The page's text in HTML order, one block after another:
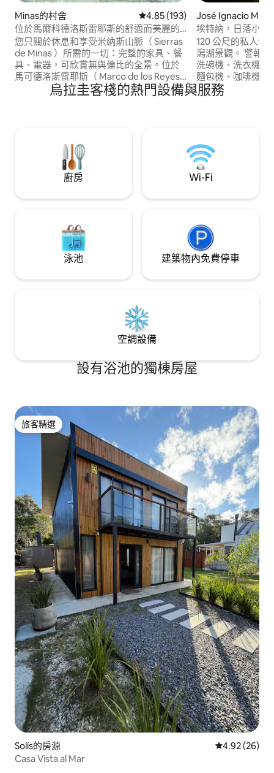
Minas的村舍 從 193 則評價中獲得 4.85 的平
4.85 (193)
位於馬爾科德洛斯雷耶斯的舒適而美麗的
房子。
您只關於休息和享受米納斯山脈（ Sierras
de Minas ）所需的一切：完整的家具、餐
具、電器，可欣賞無與倫比的全景。位於
馬可德洛斯雷耶斯（ Marco de los Reyes
） ，這是米納斯山脈（ Sierras de Minas
）最寧靜、最全景的地方。 我們可以為您
José Ignacio
源
埃特納，日落小屋
120 公尺的私人住
潟湖景觀。 警報
洗碗機、洗衣機、
麵包機、咖啡機、
浴室、2 間
室，總共 7/8 個位
浴間、停車位。
烏拉圭客棧的熱門設備與服務
廚房 Wi-Fi
泳池 建築物內免費停車
空調設備
設有浴池的獨棟房屋
旅客精選
旅客精選
Solís的房源 從 26 則評價
4.92 (26)
Casa Vista al Mar